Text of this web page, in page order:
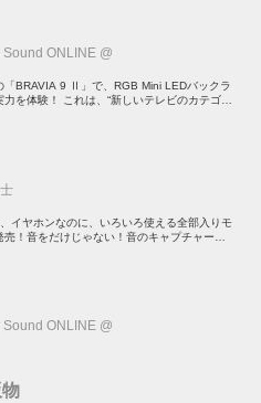
Sound ONLINE @
「BRAVIA 9 Ⅱ」で、RGB Mini LEDバックラ
力を体験！ これは、“新しいテレビのカテゴリ
イヤホンなのに、いろいろ使える全部入りモ
売！音をだけじゃない！音のキャプチャーや、
Sound ONLINE @